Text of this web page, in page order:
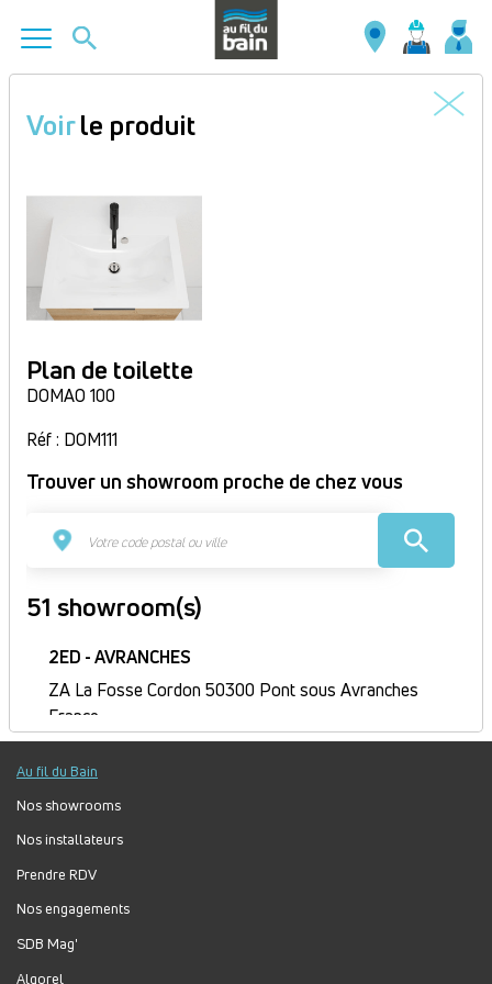
contenu
Voirle produit
Plan de toilette
DOMAO 100
Réf : DOM111
Trouver un showroom proche de chez vous
51 showroom(s)
2ED - AVRANCHES
ZA La Fosse Cordon 50300 Pont sous Avranches
France
Itinéraire
Fermé
Jour
Plage
horaire
Lundi :
Mardi :
Jeudi :
Vendredi : 8h-12h, 14h-17h
Samedi :
Au fil du Bain
Nos showrooms
Nos installateurs
Prendre RDV
Nos engagements
SDB Mag'
Algorel